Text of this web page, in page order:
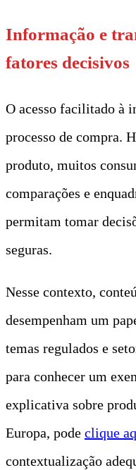
Informação e
fatores decisivos
O acesso facilitado à
processo de compra.
produto, muitos
comparações e
permitam tomar
seguras.
Nesse contexto,
desempenham um
temas regulados e
para conhecer um
explicativa sobre
Europa, pode clique
contextualização